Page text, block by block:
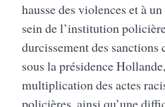
hausse des violences et à
sein de l’institution
durcissement des sanctions
sous la présidence
multiplication des actes